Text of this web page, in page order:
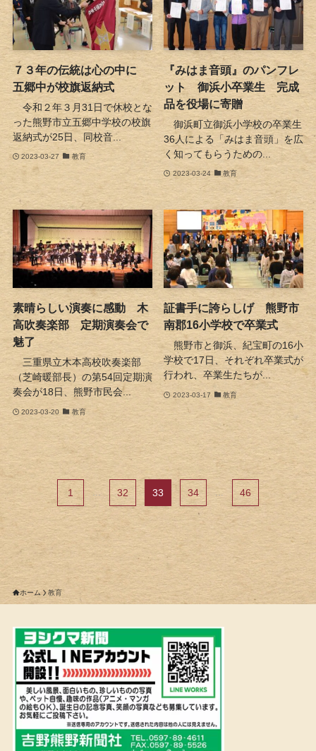
７３年の伝統は心の中に
五郷中が校旗返納式
令和２年３月31日で休校とな
った熊野市立五郷中学校の校旗
返納式が25日、同校音...
2023-03-27 教育
『みはま音頭』のパンフレ
ット 御浜小卒業生 完成
品を役場に寄贈
御浜町立御浜小学校の卒業生
36人による「みはま音頭」を広
く知ってもらうための...
2023-03-24 教育
素晴らしい演奏に感動 木
高吹奏楽部 定期演奏会で
魅了
三重県立木本高校吹奏楽部
（芝崎暖部長）の第54回定期演
奏会が18日、熊野市民会...
2023-03-20 教育
証書手に誇らしげ 熊野市
南郡16小学校で卒業式
熊野市と御浜、紀宝町の16小
学校で17日、それぞれ卒業式が
行われ、卒業生たちが...
2023-03-17 教育
1 ... 32 33 34 ... 46
ホーム 教育